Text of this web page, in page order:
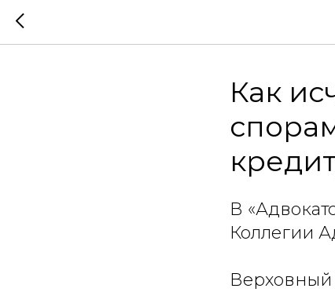
Как
В
Коллегии
Верховный